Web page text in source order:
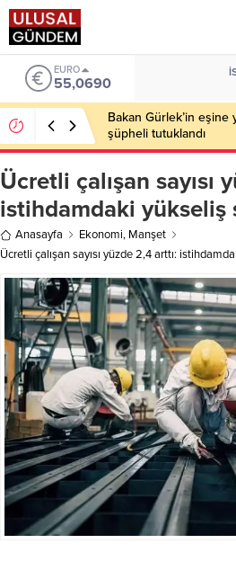
ALTIN
6.525,39
Ahbap Derneği’nde
Levent ve Ekibine
Ücretli çalışan sayısı
istihdamdaki yükseliş
Anasayfa Ekonomi, Manşet
Ücretli çalışan sayısı yüzde 2,4 arttı: